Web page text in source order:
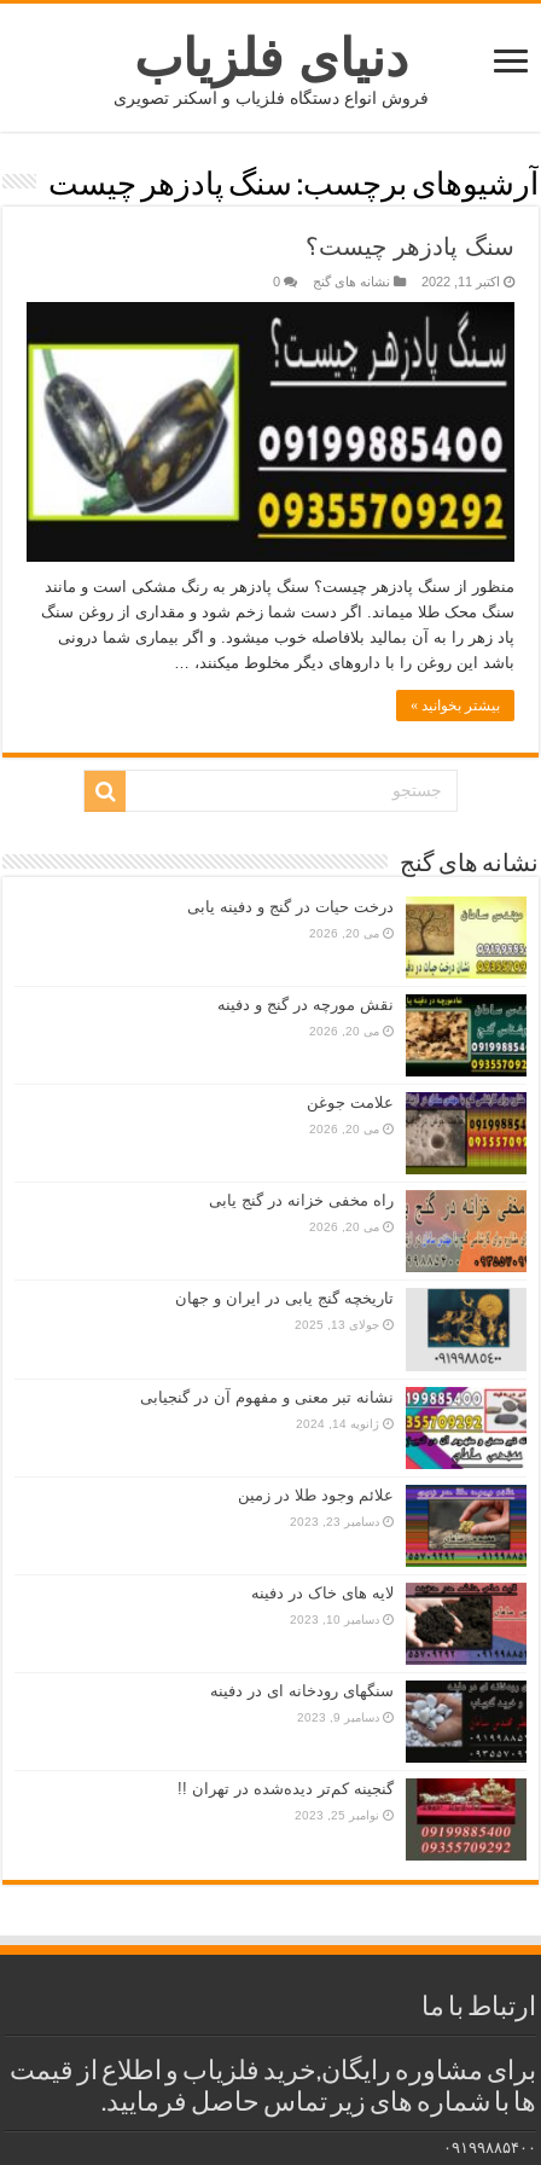
دنیای فلزیاب
فروش انواع دستگاه فلزیاب و اسکنر تصویری
آرشیوهای برچسب: سنگ پادزهر چیست
سنگ پادزهر چیست؟
اکتبر 11, 2022 نشانه های گنج 0
منظور از سنگ پادزهر چیست؟ سنگ پادزهر به رنگ مشکی است و مانند
سنگ محک طلا میماند. اگر دست شما زخم شود و مقداری از روغن سنگ
پاد زهر را به آن بمالید بلافاصله خوب میشود. و اگر بیماری شما درونی
باشد این روغن را با داروهای دیگر مخلوط میکنند، …
بیشتر بخوانید »
نشانه های گنج
درخت حیات در گنج و دفینه یابی
می 20, 2026
نقش مورچه در گنج و دفینه
می 20, 2026
علامت جوغن
می 20, 2026
راه مخفی خزانه در گنج یابی
می 20, 2026
تاریخچه گنج‌ یابی در ایران و جهان
جولای 13, 2025
نشانه تبر معنی و مفهوم آن در گنجیابی
ژانویه 14, 2024
علائم وجود طلا در زمین
دسامبر 23, 2023
لایه های خاک در دفینه
دسامبر 10, 2023
سنگهای رودخانه ای در دفینه
دسامبر 9, 2023
گنجینه کم‌تر دیده‌شده در تهران !!
نوامبر 25, 2023
ارتباط با ما
برای مشاوره رایگان,خرید فلزیاب و اطلاع از قیمت
ها با شماره های زیر تماس حاصل فرمایید.
۰۹۱۹۹۸۸۵۴۰۰